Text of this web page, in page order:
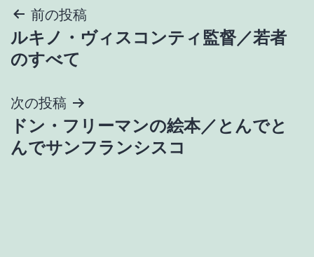
投
稿
ビ
ゲ
前の投稿
ルキノ・ヴィスコンティ監督／若者
のすべて
次の投稿
ドン・フリーマンの絵本／とんでと
んでサンフランシスコ